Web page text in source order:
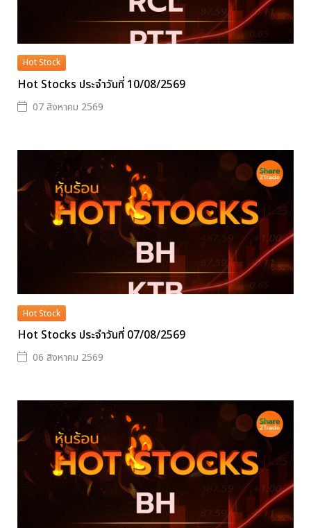
Hot Stock
Hot Stocks ประจำวันที่ 10/08/2569
07 สิงหาคม 2569
Hot Stock
Hot Stocks ประจำวันที่ 07/08/2569
06 สิงหาคม 2569